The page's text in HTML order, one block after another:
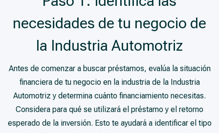
necesidades de tu negocio de
la Industria Automotriz
Antes de comenzar a buscar préstamos, evalúa la situación
financiera de tu negocio en la industria de la Industria
Automotriz y determina cuánto financiamiento necesitas.
Considera para qué se utilizará el préstamo y el retorno
esperado de la inversión. Esto te ayudará a identificar el tipo